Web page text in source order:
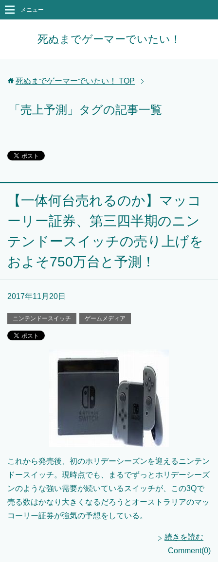
死ぬまでゲーマーでいたい！
メニュー
死ぬまでゲーマーでいたい！ TOP
「売上予測」タグの記事一覧
【一体何台売れるのか】マッコ
ーリー証券、第三四半期のニン
テンドースイッチの売り上げを
およそ750万台と予測！
2017年11月20日
ニンテンドースイッチ ゲームメディア
これから発売後、初のホリデーシーズンを迎えるニンテン
ドースイッチ。現時点でも、まるでずっとホリデーシーズ
ンのような強い需要が続いているスイッチが、この3Qで
売る数はかなり大きくなるだろうとオーストラリアのマッ
コーリー証券が強気の予想をしている。
続きを読む
Comment(0)